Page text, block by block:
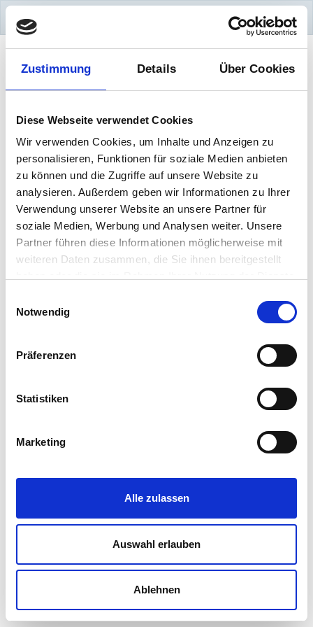
Zustimmung Details Über Cookies
Diese Webseite verwendet Cookies
Wir verwenden Cookies, um Inhalte und Anzeigen zu
personalisieren, Funktionen für soziale Medien anbieten
zu können und die Zugriffe auf unsere Website zu
analysieren. Außerdem geben wir Informationen zu Ihrer
Verwendung unserer Website an unsere Partner für
soziale Medien, Werbung und Analysen weiter. Unsere
Partner führen diese Informationen möglicherweise mit
weiteren Daten zusammen, die Sie ihnen bereitgestellt
Notwendig
Präferenzen
Statistiken
Marketing
Alle zulassen
Auswahl erlauben
Ablehnen
Content only rendered in Parent "One-Site-Page"!